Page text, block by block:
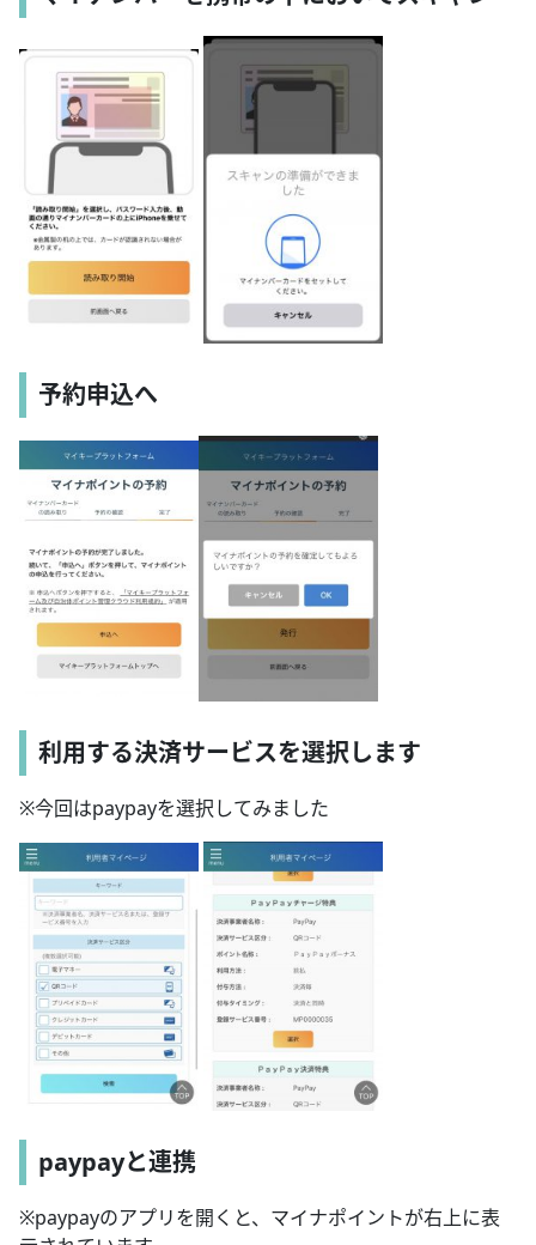
予約申込へ
利用する決済サービスを選択します
※今回はpaypayを選択してみました
paypayと連携
※paypayのアプリを開くと、マイナポイントが右上に表